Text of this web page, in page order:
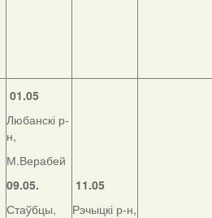
01.05
Любанскі р-
н,
М.Верабей
09.05.
Стаўбцы,
11.05
Рэчыцкі р-н,